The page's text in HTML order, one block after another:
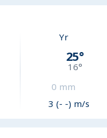
Yr
25°
16°
0 mm
3 (- -) m/s